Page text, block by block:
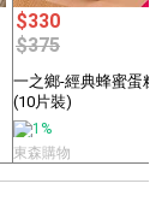
$330
$375
一之鄉-經典蜂蜜蛋糕
(10片裝)
1%
東森購物